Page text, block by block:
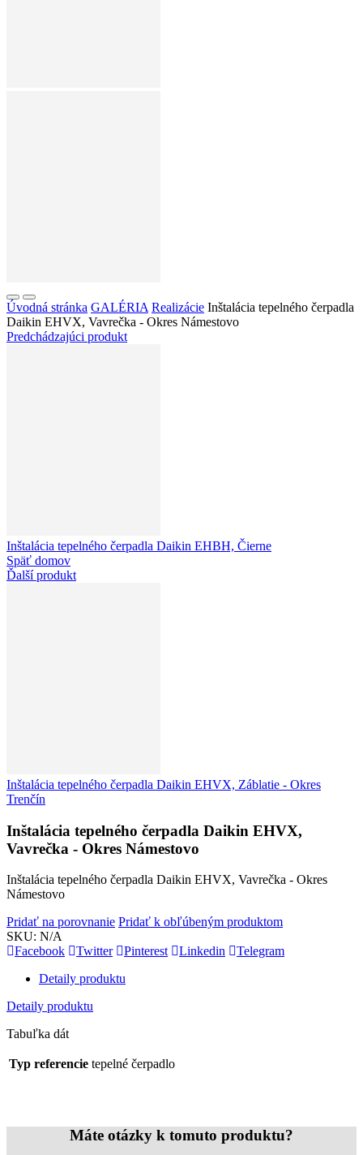
Úvodná stránka GALÉRIA Realizácie Inštalácia tepelného čerpadla
Daikin EHVX, Vavrečka - Okres Námestovo
Predchádzajúci produkt
Inštalácia tepelného čerpadla Daikin EHBH, Čierne
Späť domov
Ďalší produkt
Inštalácia tepelného čerpadla Daikin EHVX, Záblatie - Okres
Trenčín
Inštalácia tepelného čerpadla Daikin EHVX,
Vavrečka - Okres Námestovo
Inštalácia tepelného čerpadla Daikin EHVX, Vavrečka - Okres
Námestovo
Pridať na porovnanie Pridať k obľúbeným produktom
SKU: N/A
Facebook
Twitter Pinterest Linkedin
Telegram
Detaily produktu
Detaily produktu
Tabuľka dát
Typ referencie tepelné čerpadlo
Máte otázky k tomuto produktu?